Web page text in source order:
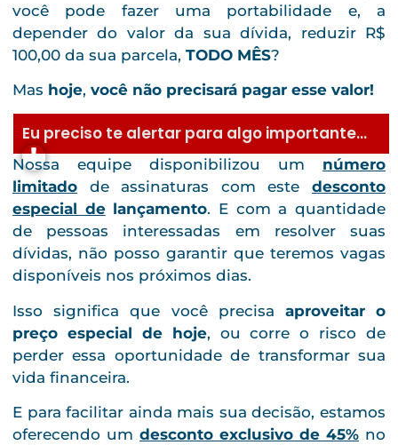
você pode fazer uma portabilidade e, a
depender do valor da sua dívida, reduzir R$
100,00 da sua parcela, TODO MÊS?
Mas hoje, você não precisará pagar esse valor!
Eu preciso te alertar para algo importante...
Nossa equipe disponibilizou um número
limitado de assinaturas com este desconto
especial delançamento. E com a quantidade
de pessoas interessadas em resolver suas
dívidas, não posso garantir que teremos vagas
disponíveis nos próximos dias.
Isso significa que você precisa aproveitar o
preço especial de hoje, ou corre o risco de
perder essa oportunidade de transformar sua
vida financeira.
E para facilitar ainda mais sua decisão, estamos
oferecendo um desconto exclusivo de 45% no